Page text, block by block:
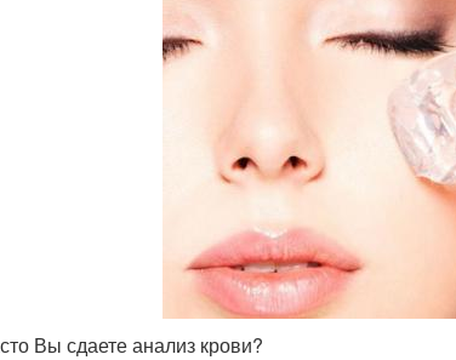
Вы сдаете анализ крови?